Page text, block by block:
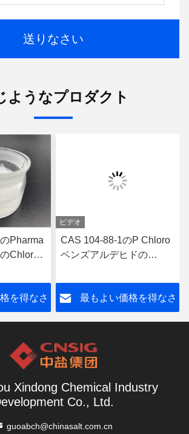
送りなさい
ようなプロダクト
Pharma
Chloro
を得なさ
ビデオ
CAS 104-88-1のP Chloro
ベンズアルデヒドの
最もよい価格を得なさ
Xindong Chemical Industry
Co., Ltd.
guoabch@chinasalt.com.cn